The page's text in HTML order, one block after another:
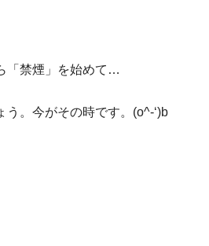
「禁煙」を始めて…
。今がその時です。(o^-‘)b